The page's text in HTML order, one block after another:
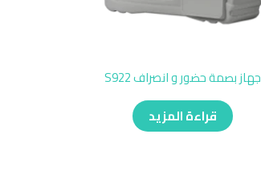
جهاز بصمة حضور و انصراف S922
قراءة المزيد